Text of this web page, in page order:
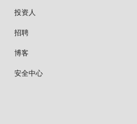
投资人
招聘
博客
安全中心